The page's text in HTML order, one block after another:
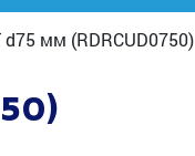
мм (RDRCUD0750)